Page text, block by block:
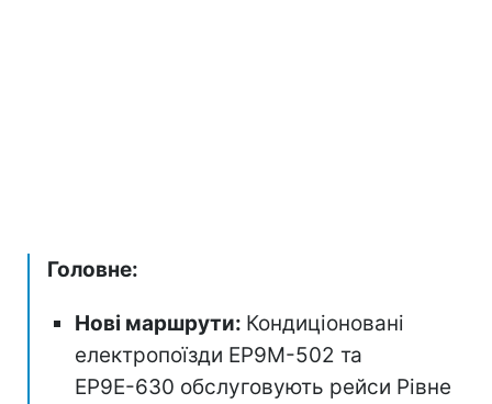
Головне:
Нові маршрути: Кондиціоновані
електропоїзди ЕР9М-502 та
ЕР9Е-630 обслуговують рейси Рівне